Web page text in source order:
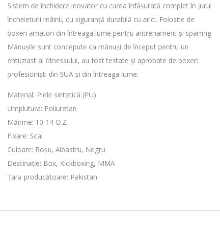
Sistem de închidere inovator cu curea înfășurată complet în jurul
încheieturii mâinii, cu siguranță durabilă cu arici. Folosite de
boxeri amatori din întreaga lume pentru antrenament și sparring.
Mănușile sunt concepute ca mănuși de început pentru un
entuziast al fitnessului, au fost testate și aprobate de boxeri
profesioniști din SUA și din întreaga lume.
Material: Piele sintetică (PU)
Umplutura: Poliuretan
Mărime: 10-14 O.Z
Fixare: Scai
Culoare: Roșu, Albastru, Negru
Destinație: Box, Kickboxing, MMA
Țara producătoare: Pakistan